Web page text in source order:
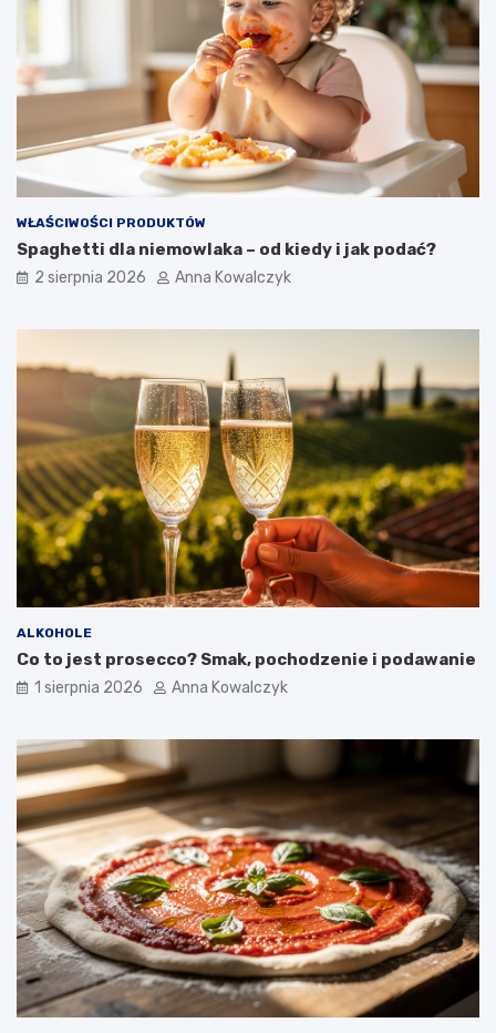
WŁAŚCIWOŚCI PRODUKTÓW
Spaghetti dla niemowlaka – od kiedy i jak podać?
2 sierpnia 2026 Anna Kowalczyk
ALKOHOLE
Co to jest prosecco? Smak, pochodzenie i podawanie
1 sierpnia 2026 Anna Kowalczyk